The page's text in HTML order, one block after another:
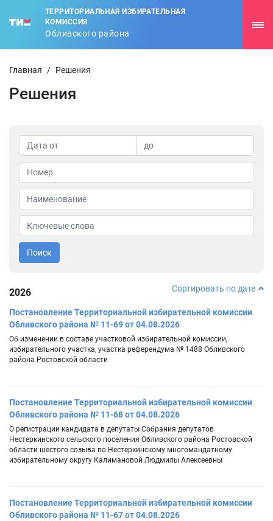
ТЕРРИТОРИАЛЬНАЯ ИЗБИРАТЕЛЬНАЯ
КОМИССИЯ
Обливского района
Главная / Решения
Решения
Поиск
2026 Сортировать по дате
Постановление Территориальной избирательной комиссии
Обливского района № 11-69 от 04.08.2026
Об изменении в составе участковой избирательной комиссии,
избирательного участка, участка референдума № 1488 Обливского
района Ростовской области
Постановление Территориальной избирательной комиссии
Обливского района № 11-68 от 04.08.2026
О регистрации кандидата в депутаты Собрания депутатов
Нестеркинского сельского поселения Обливского района Ростовской
области шестого созыва по Нестеркинскому многомандатному
избирательному округу Калимановой Людмилы Алексеевны
Постановление Территориальной избирательной комиссии
Обливского района № 11-67 от 04.08.2026